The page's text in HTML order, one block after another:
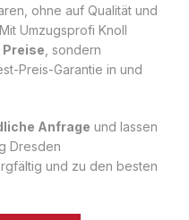
ohne auf Qualität und
Umzugsprofi Knoll
, sondern
Preis-Garantie in und
Anfrage und lassen
Dresden
und zu den besten